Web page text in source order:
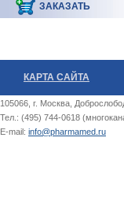
ЗАКАЗАТЬ
КАРТА САЙТА
105066, г. Москва,
Тел.: (495) 744-0618
E-mail: info@pharmamed.ru